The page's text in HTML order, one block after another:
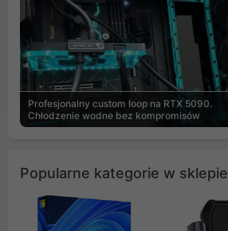
Profesjonalny custom loop na RTX 5090.
Chłodzenie wodne bez kompromisów
Popularne kategorie w sklepie